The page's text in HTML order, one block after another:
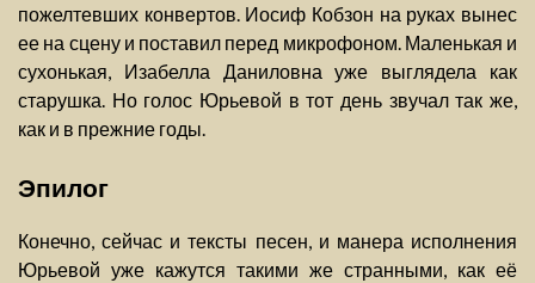
пожелтевших конвертов. Иосиф Кобзон на руках вынес
ее на сцену и поставил перед микрофоном. Маленькая и
сухонькая, Изабелла Даниловна уже выглядела как
старушка. Но голос Юрьевой в тот день звучал так же,
как и в прежние годы.
Эпилог
Конечно, сейчас и тексты песен, и манера исполнения
Юрьевой уже кажутся такими же странными, как её